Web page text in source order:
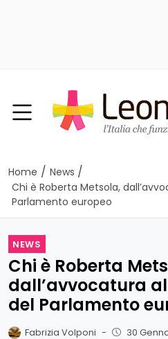
Home / News /
Chi è Roberta Metsola,
Parlamento europeo
NEWS
Chi è Roberta
dall’avvocatura
del Parlamento
Fabrizia Volponi - 30